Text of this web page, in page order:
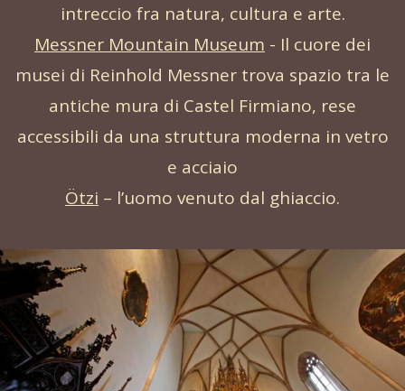
intreccio fra natura, cultura e arte.
Messner Mountain Museum - Il cuore dei
musei di Reinhold Messner trova spazio tra le
antiche mura di Castel Firmiano, rese
accessibili da una struttura moderna in vetro
e acciaio
Ötzi – l’uomo venuto dal ghiaccio.